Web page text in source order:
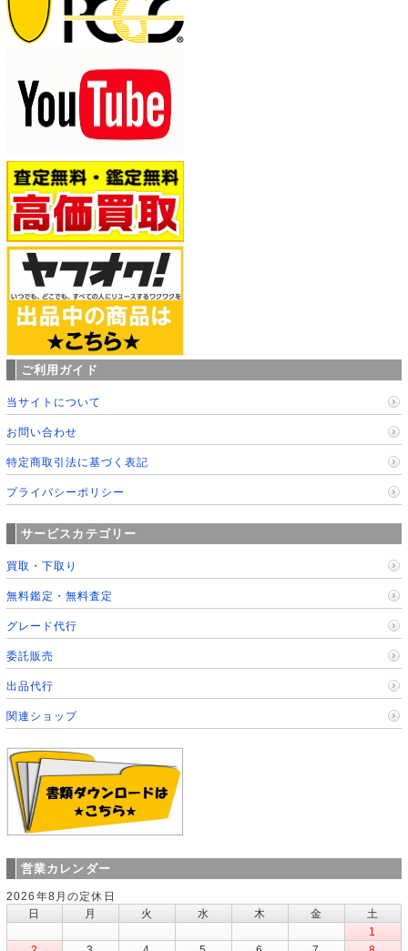
ご利用ガイド
当サイトについて
お問い合わせ
特定商取引法に基づく表記
プライバシーポリシー
サービスカテゴリー
買取・下取り
無料鑑定・無料査定
グレード代行
委託販売
出品代行
関連ショップ
営業カレンダー
2026年8月の定休日
日
月 火 水 木 金
土
1